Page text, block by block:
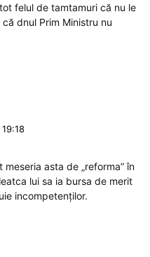
felul de tamtamuri că nu le
dnul Prim Ministru nu
asta de „reforma” în
lui sa ia bursa de merit
incompetenților.